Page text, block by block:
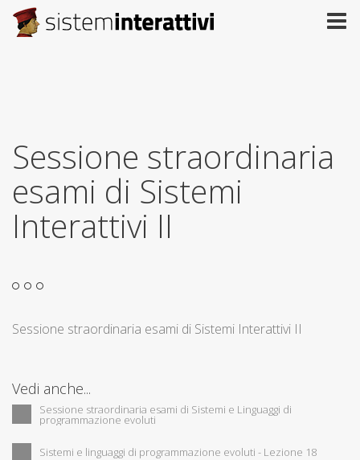
Sessione straordinaria
esami di Sistemi
Interattivi II
Sessione straordinaria esami di Sistemi Interattivi II
Vedi anche...
Sessione straordinaria esami di Sistemi e Linguaggi di
programmazione evoluti
Sistemi e linguaggi di programmazione evoluti - Lezione 18